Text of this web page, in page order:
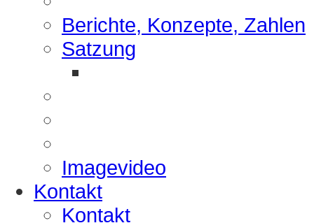
Berichte, Konzepte, Zahlen
Satzung
Imagevideo
Kontakt
Kontakt